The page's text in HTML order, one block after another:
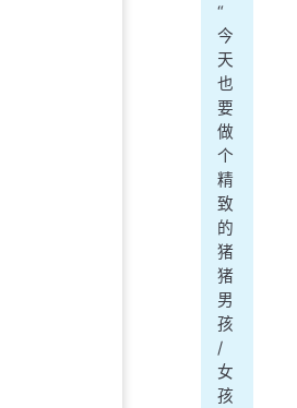
“
今
天
也
要
做
个
精
致
的
猪
猪
男
孩
/
女
孩